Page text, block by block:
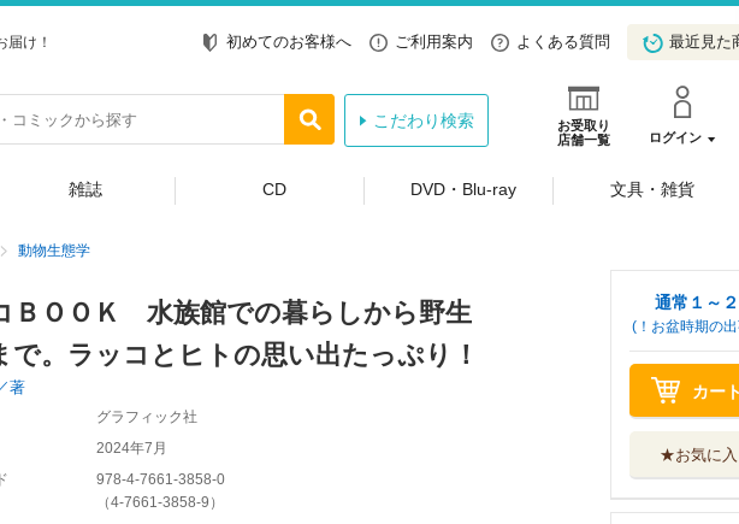
け！ 初めてのお客様へ ご利用案内 よくある質問 最近見た
お受取り
店舗一覧
ログイン
こだわり検索
雑誌 CD DVD・Blu-ray 文具・雑貨
動物生態学
ＢＯＯＫ 水族館での暮らしから野生
で。ラッコとヒトの思い出たっぷり！
著
グラフィック社
2024年7月
978-4-7661-3858-0
（4-7661-3858-9 ）
通常１～
(！お盆時期の
カー
★お気に入
コビ
とＢ